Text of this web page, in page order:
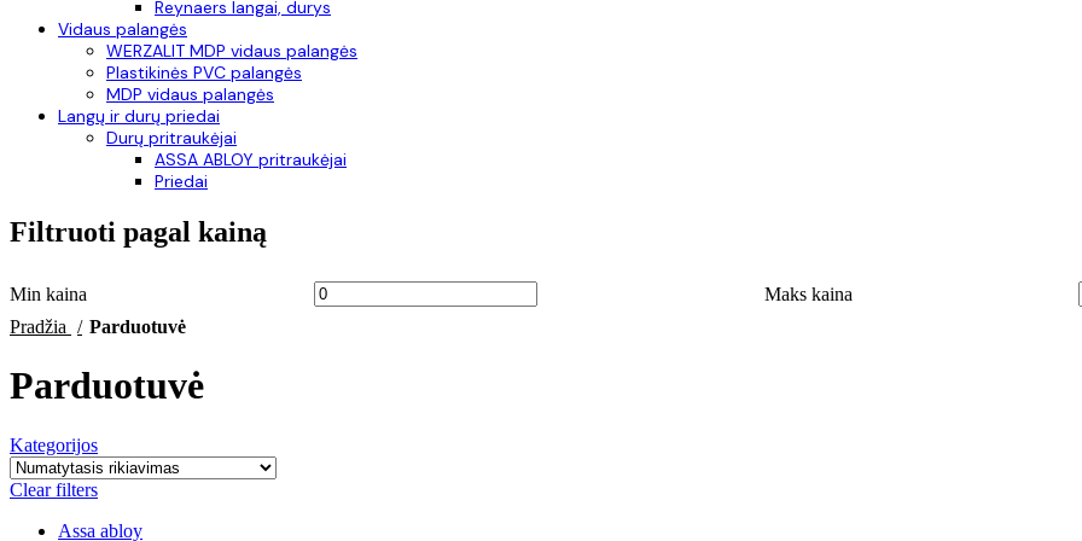
Reynaers langai, durys
Vidaus palangės
WERZALIT MDP vidaus palangės
Plastikinės PVC palangės
MDP vidaus palangės
Langų ir durų priedai
Durų pritraukėjai
ASSA ABLOY pritraukėjai
Priedai
Filtruoti pagal kainą
Min kaina Maks kaina
Pradžia Parduotuvė
Parduotuvė
Kategorijos
Clear filters
Assa abloy